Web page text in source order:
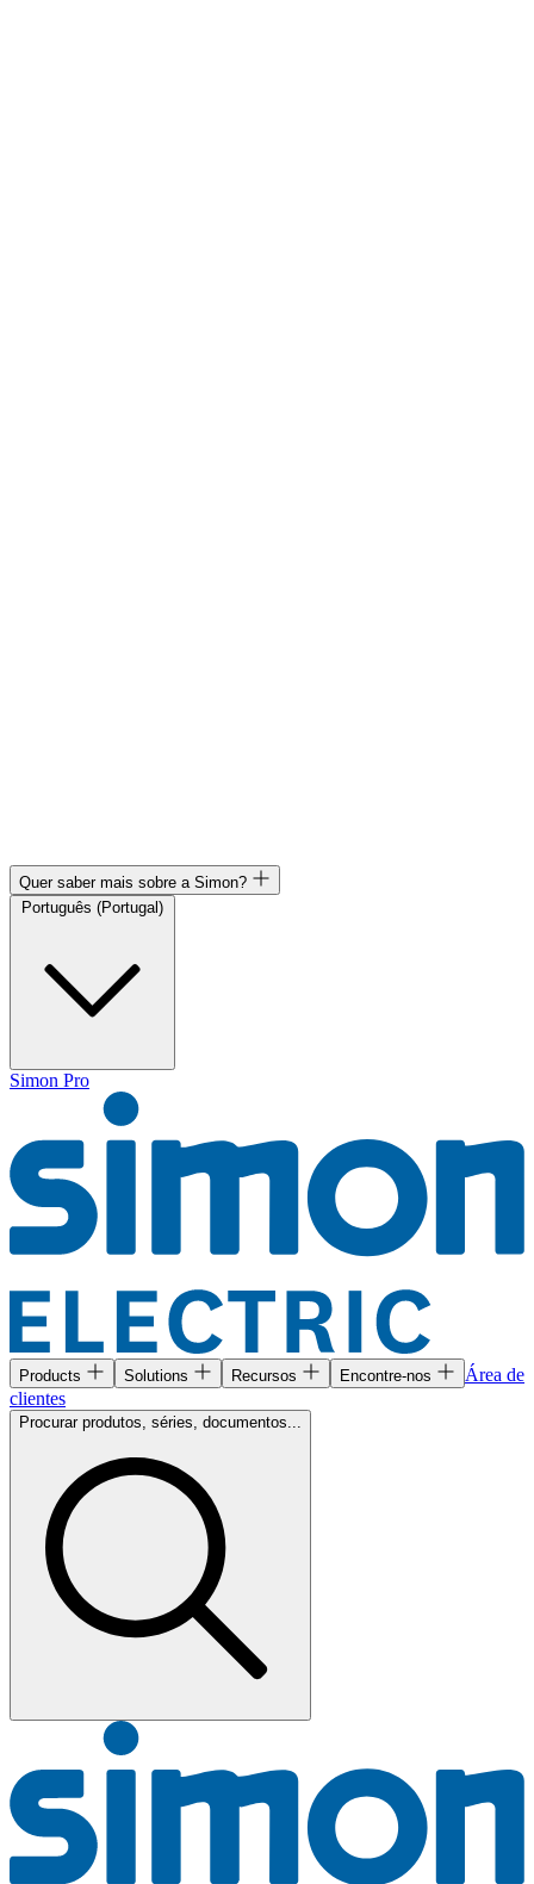
Quer saber mais sobre a Simon?
Simon Pro
Products Solutions Recursos Encontre-nos
Área de
clientes
Procurar produtos, séries, documentos...